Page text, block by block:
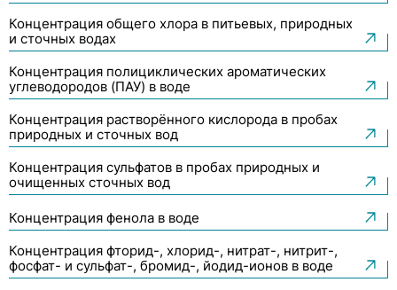
Концентрация общего хлора в питьевых, природных
и сточных водах
Концентрация полициклических ароматических
углеводородов (ПАУ) в воде
Концентрация растворённого кислорода в пробах
природных и сточных вод
Концентрация сульфатов в пробах природных и
очищенных сточных вод
Концентрация фенола в воде
Концентрация фторид-, хлорид-, нитрат-, нитрит-,
фосфат- и сульфат-, бромид-, йодид-ионов в воде